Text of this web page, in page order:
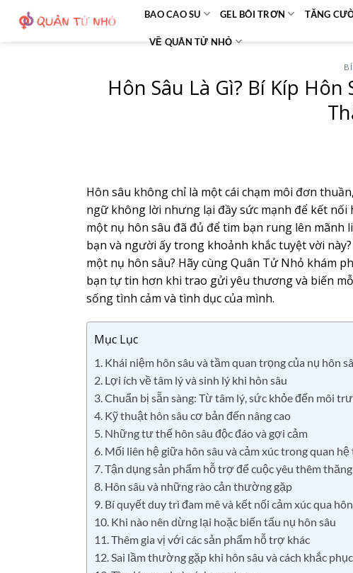
nội
BAO CAO SU GEL BÔI TRƠN TĂNG
VỀ QUÂN TỬ NHỎ
Hôn Sâu Là Gì? Bí Kíp
Hôn sâu không chỉ là một cái chạm môi đơn
ngữ không lời nhưng lại đầy sức mạnh để kết
một nụ hôn sâu đã đủ để tim bạn rung lên mãnh
bạn và người ấy trong khoảnh khắc tuyệt vời
một nụ hôn sâu? Hãy cùng Quân Tử Nhỏ khám
bạn tự tin hơn khi trao gửi yêu thương và biến
sống tình cảm và tình dục của mình.
Mục Lục
1. Khái niệm hôn sâu và tầm quan trọng của nụ hôn
2. Lợi ích về tâm lý và sinh lý khi hôn sâu
3. Chuẩn bị sẵn sàng: Từ tâm lý, sức khỏe đến môi
4. Kỹ thuật hôn sâu cơ bản đến nâng cao
5. Những tư thế hôn sâu độc đáo và gợi cảm
6. Mối liên hệ giữa hôn sâu và cảm xúc trong quan
7. Tận dụng sản phẩm hỗ trợ để cuộc yêu thêm
8. Hôn sâu và những rào cản thường gặp
9. Bí quyết duy trì đam mê và kết nối cảm xúc qua
10. Khi nào nên dừng lại hoặc biến tấu nụ hôn sâu
11. Thêm gia vị với các sản phẩm hỗ trợ khác
12. Sai lầm thường gặp khi hôn sâu và cách khắc phục